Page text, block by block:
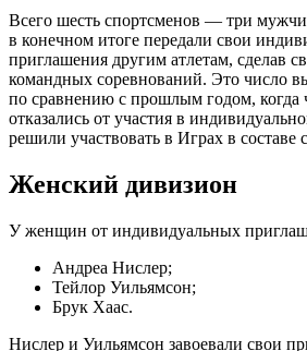
Всего шесть спортсменов — три
в конечном итоге передали свои
приглашения другим атлетам, сделав
командных соревнований. Это число
по сравнению с прошлым годом, когда
отказались от участия в
решили участвовать в Играх в составе
Женский дивизион
У женщин от индивидуальных
Андреа Нислер;
Тейлор Уильямсон;
Брук Хаас.
Нислер и Уильямсон завоевали свои